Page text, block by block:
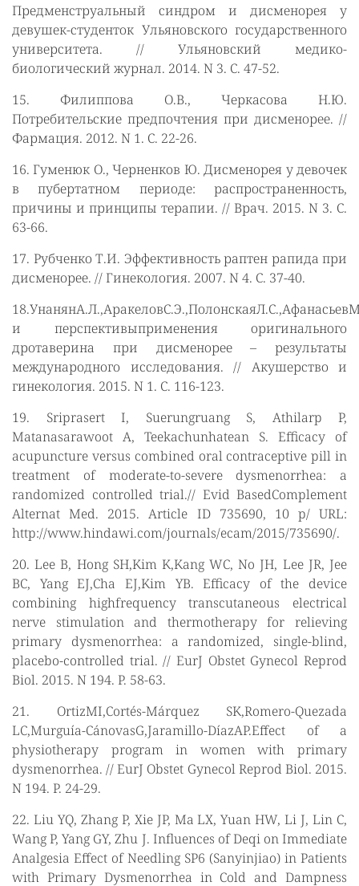
Предменструальный синдром и дисменорея у
девушек-студенток Ульяновского государственного
университета. // Ульяновский медико-
биологический журнал. 2014. N 3. С. 47-52.
15. Филиппова О.В., Черкасова Н.Ю.
Потребительские предпочтения при дисменорее. //
Фармация. 2012. N 1. С. 22-26.
16. Гуменюк О., Черненков Ю. Дисменорея у девочек
в пубертатном периоде: распространенность,
причины и принципы терапии. // Врач. 2015. N 3. С.
63-66.
17. Рубченко Т.И. Эффективность раптен рапида при
дисменорее. // Гинекология. 2007. N 4. С. 37-40.
и перспективыприменения оригинального
дротаверина при дисменорее – результаты
международного исследования. // Акушерство и
гинекология. 2015. N 1. С. 116-123.
19. Sriprasert I, Suerungruang S, Athilarp P,
Matanasarawoot A, Teekachunhatean S. Efficacy of
acupuncture versus combined oral contraceptive pill in
treatment of moderate-to-severe dysmenorrhea: a
randomized controlled trial.// Evid BasedComplement
Alternat Med. 2015. Article ID 735690, 10 p/ URL:
http://www.hindawi.com/journals/ecam/2015/735690/.
20. Lee B, Hong SH,Kim K,Kang WC, No JH, Lee JR, Jee
BC, Yang EJ,Cha EJ,Kim YB. Efficacy of the device
combining highfrequency transcutaneous electrical
nerve stimulation and thermotherapy for relieving
primary dysmenorrhea: a randomized, single-blind,
placebo-controlled trial. // EurJ Obstet Gynecol Reprod
Biol. 2015. N 194. P. 58-63.
21. OrtizMI,Cortés-Márquez SK,Romero-Quezada
LC,Murguía-CánovasG,Jaramillo-DíazAP.Effect of a
physiotherapy program in women with primary
dysmenorrhea. // EurJ Obstet Gynecol Reprod Biol. 2015.
N 194. P. 24-29.
22. Liu YQ, Zhang P, Xie JP, Ma LX, Yuan HW, Li J, Lin C,
Wang P, Yang GY, Zhu J. Influences of Deqi on Immediate
Analgesia Effect of Needling SP6 (Sanyinjiao) in Patients
with Primary Dysmenorrhea in Cold and Dampness